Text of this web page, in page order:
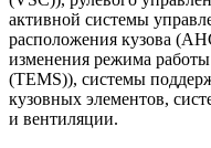
активной системы
расположения кузова
изменения режима работы
(TEMS)), системы
кузовных элементов,
и вентиляции.